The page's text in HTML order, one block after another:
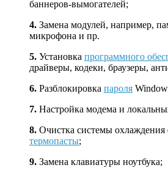
баннеров-вымогателей;
4. Замена модулей, например,
микрофона и пр.
5. Установка программного
драйверы, кодеки, браузеры,
6. Разблокировка пароля
7. Настройка модема и
8. Очистка системы охлаждения
термопасты;
9. Замена клавиатуры ноутбука;